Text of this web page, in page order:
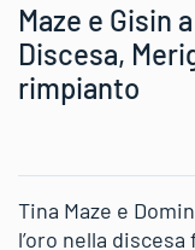
Maze e Gisin
Discesa,
rimpianto
Tina Maze e
l’oro nella